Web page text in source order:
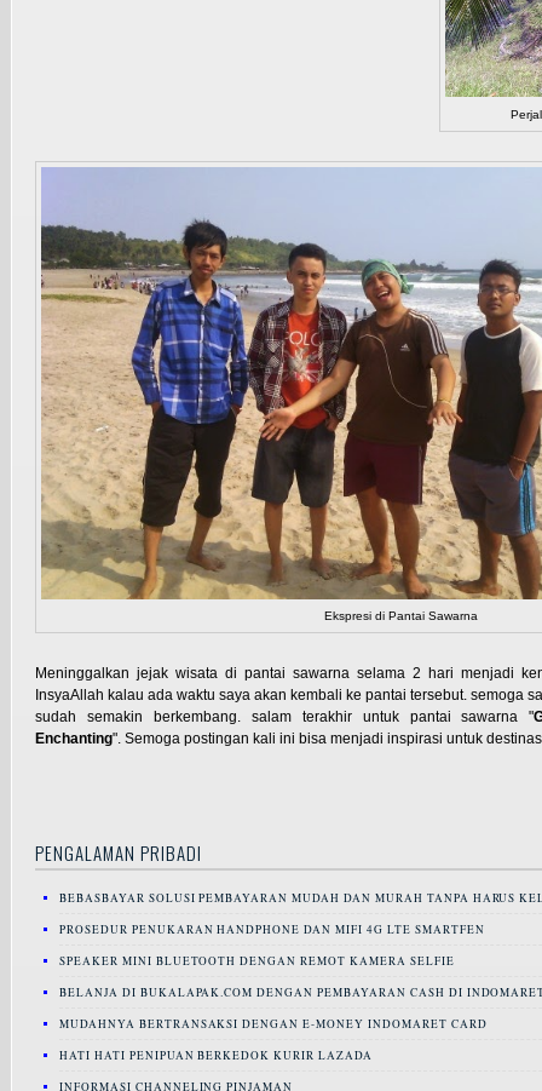
Ekspresi di Pantai Sawarna
Meninggalkan jejak wisata di pantai sawarna selama 2 hari menjadi
InsyaAllah kalau ada waktu saya akan kembali ke pantai tersebut. semoga
sudah semakin berkembang. salam terakhir untuk pantai sawarna "
Enchanting". Semoga postingan kali ini bisa menjadi inspirasi untuk
PENGALAMAN PRIBADI
BEBASBAYAR SOLUSI PEMBAYARAN MUDAH DAN MURAH TANPA HARUS
PROSEDUR PENUKARAN HANDPHONE DAN MIFI 4G LTE SMARTFEN
SPEAKER MINI BLUETOOTH DENGAN REMOT KAMERA SELFIE
BELANJA DI BUKALAPAK.COM DENGAN PEMBAYARAN CASH DI
MUDAHNYA BERTRANSAKSI DENGAN E-MONEY INDOMARET CARD
HATI HATI PENIPUAN BERKEDOK KURIR LAZADA
INFORMASI CHANNELING PINJAMAN